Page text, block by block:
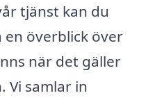
tjänst kan du
överblick över
när det gäller
Vi samlar in